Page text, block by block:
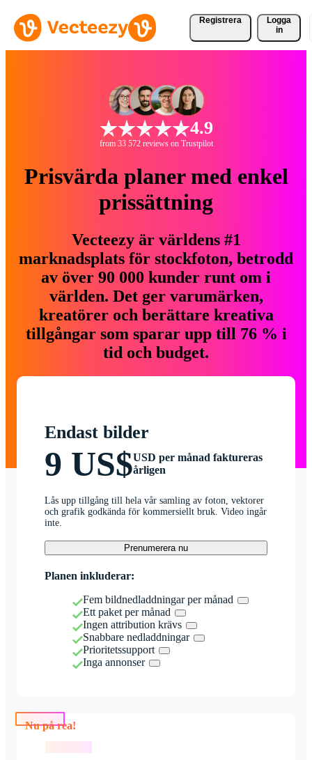
Registrera
Logga
in
4.9
from 33 572 reviews on Trustpilot
Prisvärda planer med enkel
prissättning
Vecteezy är världens #1
marknadsplats för stockfoton, betrodd
av över 90 000 kunder runt om i
världen. Det ger varumärken,
kreatörer och berättare kreativa
tillgångar som sparar upp till 76 % i
tid och budget.
Endast bilder
9 US$USD per månad faktureras
årligen
Lås upp tillgång till hela vår samling av foton, vektorer
och grafik godkända för kommersiellt bruk. Video ingår
inte.
Prenumerera nu
Planen inkluderar:
Fem bildnedladdningar per månad
Ett paket per månad
Ingen attribution krävs
Snabbare nedladdningar
Prioritetssupport
Inga annonser
Nu på rea!